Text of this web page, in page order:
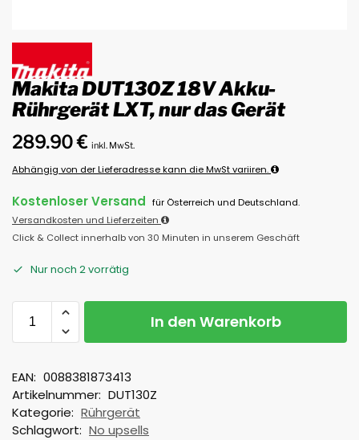
Makita DUT130Z 18V Akku-
Rührgerät LXT, nur das Gerät
289.90€ inkl. MwSt.
Abhängig von der Lieferadresse kann die MwSt variiren.
Kostenloser Versand für Österreich und Deutschland.
Versandkosten und Lieferzeiten
Click & Collect innerhalb von 30 Minuten in unserem Geschäft
Nur noch 2 vorrätig
In den Warenkorb
EAN: 0088381873413
Artikelnummer: DUT130Z
Kategorie: Rührgerät
Schlagwort: No upsells